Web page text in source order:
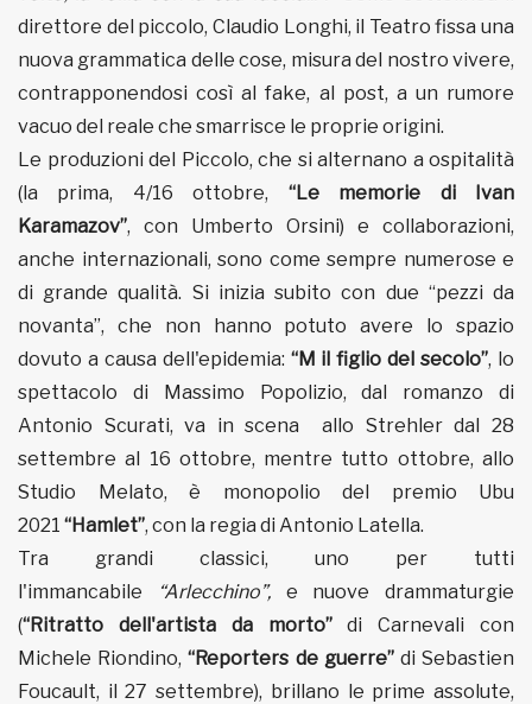
direttore del piccolo, Claudio Longhi, il Teatro fissa una
nuova grammatica delle cose, misura del nostro vivere,
contrapponendosi così al fake, al post, a un rumore
vacuo del reale che smarrisce le proprie origini.
Le produzioni del Piccolo, che si alternano a ospitalità
(la prima, 4/16 ottobre, “Le memorie di Ivan
Karamazov”, con Umberto Orsini) e collaborazioni,
anche internazionali, sono come sempre numerose e
di grande qualità. Si inizia subito con due “pezzi da
novanta”, che non hanno potuto avere lo spazio
dovuto a causa dell'epidemia: “M il figlio del secolo”, lo
spettacolo di Massimo Popolizio, dal romanzo di
Antonio Scurati, va in scena allo Strehler dal 28
settembre al 16 ottobre, mentre tutto ottobre, allo
Studio Melato, è monopolio del premio Ubu
2021 “Hamlet”, con la regia di Antonio Latella.
Tra grandi classici, uno per tutti
l'immancabile
“Arlecchino”,e nuove drammaturgie
(“Ritratto dell'artista da morto”di Carnevali con
Michele Riondino,“Reporters de guerre”di Sebastien
Foucault, il 27 settembre), brillano le prime assolute,